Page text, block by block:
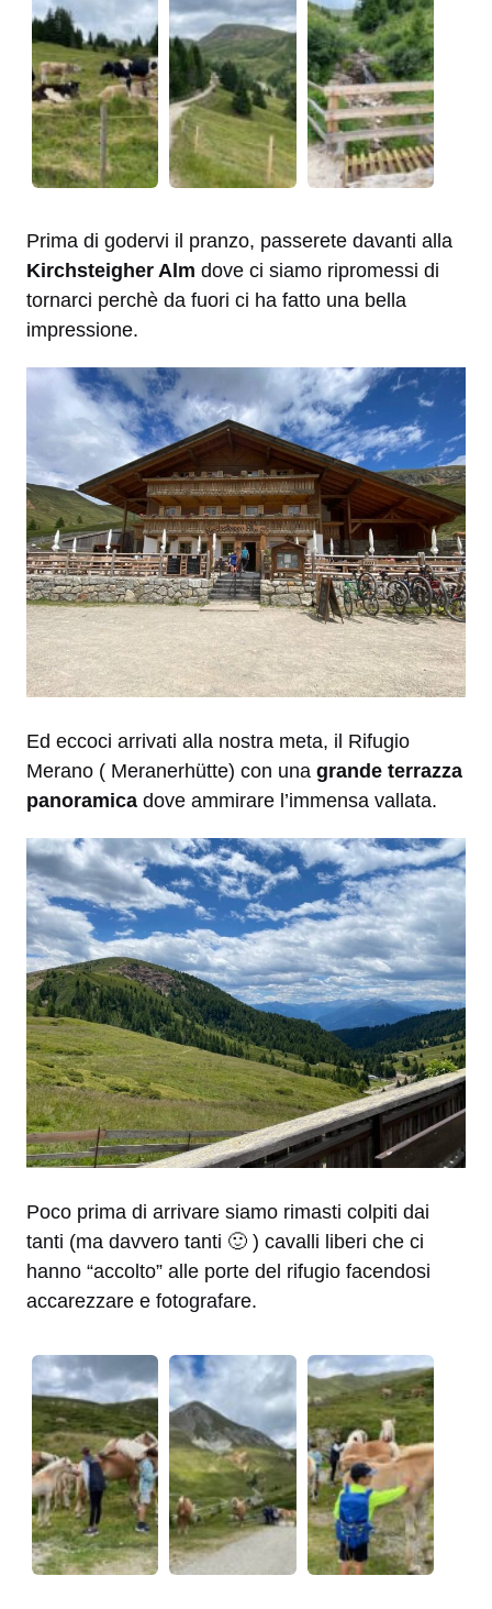
Prima di godervi il pranzo, passerete davanti alla
Kirchsteigher Alm dove ci siamo ripromessi di
tornarci perchè da fuori ci ha fatto una bella
impressione.
Ed eccoci arrivati alla nostra meta, il Rifugio
Merano ( Meranerhütte) con una grande terrazza
panoramica dove ammirare l’immensa vallata.
Poco prima di arrivare siamo rimasti colpiti dai
tanti (ma davvero tanti 🙂 ) cavalli liberi che ci
hanno “accolto” alle porte del rifugio facendosi
accarezzare e fotografare.